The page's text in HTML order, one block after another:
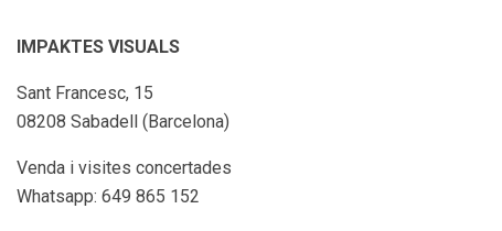
IMPAKTES VISUALS
Sant Francesc, 15
08208 Sabadell (Barcelona)
Venda i visites concertades
Whatsapp: 649 865 152